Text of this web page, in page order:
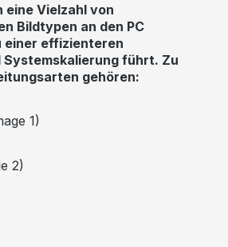
eine Vielzahl von
Bildtypen an den PC
einer effizienteren
Systemskalierung führt. Zu
gehören:
1)
2)